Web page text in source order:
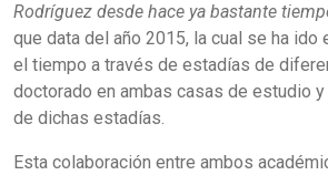
Rodríguez desde hace ya bastante
que data del año 2015, la cual se ha ido
el tiempo a través de estadías de
doctorado en ambas casas de estudio
de dichas estadías.
Esta colaboración entre ambos